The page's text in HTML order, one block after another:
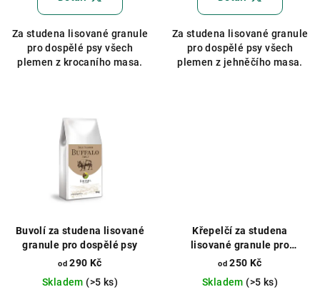
Za studena lisované granule
pro dospělé psy všech
plemen z krocaního masa.
z
5
hvězdiček.
Za studena lisované granule
pro dospělé psy všech
plemen z jehněčího masa.
Buvolí za studena lisované
granule pro dospělé psy
od 290 Kč
Skladem (>5 ks)
Křepelčí za studena
lisované granule pro
dospělé psy
od 250 Kč
Skladem (>5 ks)